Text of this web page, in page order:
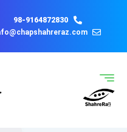
98-9164872830